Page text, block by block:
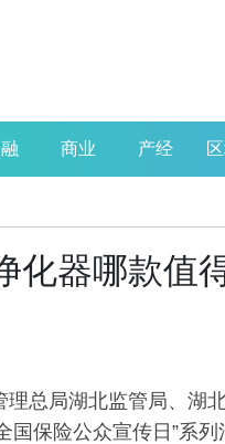
商业 产经
化器哪款值
理总局湖北监管局、湖
国保险公众宣传日”系